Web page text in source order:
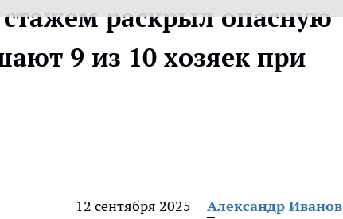
раскрыл опасную
9 из 10 хозяек при
12 сентября 2025 Александр Иванов